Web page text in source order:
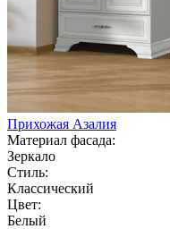
Прихожая Азалия
Материал фасада:
Зеркало
Стиль:
Классический
Цвет:
Белый